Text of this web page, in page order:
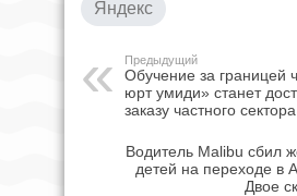
Яндекс
Предыдущий
Обучение за границей
юрт умиди» станет
заказу частного сектора
Водитель Malibu сбил
детей на переходе в
Двое